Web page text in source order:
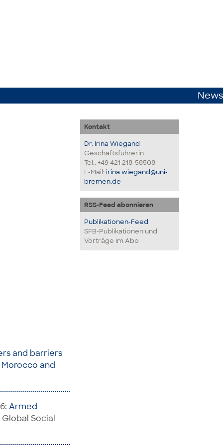
News
and barriers
and
Armed
Global Social
Kontakt
Dr. Irina Wiegand
Geschäftsführerin
Tel.: +49 421 218-58508
E-Mail: irina.wiegand@uni-
bremen.de
RSS-Feed abonnieren
Publikationen-Feed
SFB-Publikationen und
Vorträge im Abo